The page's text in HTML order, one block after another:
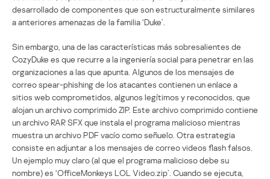
desarrollado de componentes que son estructuralmente similares
a anteriores amenazas de la familia ‘Duke’.
Sin embargo, una de las características más sobresalientes de
CozyDuke es que recurre a la ingeniería social para penetrar en las
organizaciones a las que apunta. Algunos de los mensajes de
correo spear-phishing de los atacantes contienen un enlace a
sitios web comprometidos, algunos legítimos y reconocidos, que
alojan un archivo comprimido ZIP. Este archivo comprimido contiene
un archivo RAR SFX que instala el programa malicioso mientras
muestra un archivo PDF vacío como señuelo. Otra estrategia
consiste en adjuntar a los mensajes de correo videos flash falsos.
Un ejemplo muy claro (al que el programa malicioso debe su
nombre) es ‘OfficeMonkeys LOL Video.zip’. Cuando se ejecuta,